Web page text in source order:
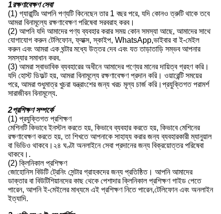
1রক্ষণাবেক্ষণ সেবা
(1) গ্যারান্টিঃ আপনি পণ্যটি কিনেছেন তার 1 বছর পরে, যদি কোনও ত্রুটি থাকে তবে
আমরা বিনামূল্যে রক্ষণাবেক্ষণ পরিষেবা সরবরাহ করব।
(2) আপনি যদি আমাদের পণ্য ব্যবহার করার সময় কোন সমস্যা আছে, আমাদের সাথে
যোগাযোগ করুন টেলিফোন, ফ্যাক্স, স্কাইপ, WhatsApp,ভাইবার বা ই-মেইল
করুন এবং আমরা এক ঘন্টার মধ্যে উত্তর দেব এবং যত তাড়াতাড়ি সম্ভব আপনার
সমস্যার সমাধান করব.
(3) আমরা স্বাভাবিক ব্যবহারের অধীনে আমাদের পণ্যের মানের দায়িত্ব গ্রহণ করি।
যদি হোস্ট ডিফল্ট হয়, আমরা বিনামূল্যে রক্ষণাবেক্ষণ প্রদান করি। ওয়ারেন্টি সময়ের
পরে, আমরা শুধুমাত্র খুচরা যন্ত্রাংশের জন্য খরচ মূল্য চার্জ করি।প্রযুক্তিগত পরামর্শ
সারাজীবন বিনামূল্যে.
2প্রশিক্ষণ সম্পর্কে
(1) প্রযুক্তিগত প্রশিক্ষণ
মেশিনটি কিভাবে ইনস্টল করতে হয়, কিভাবে ব্যবহার করতে হয়, কিভাবে মেশিনের
রক্ষণাবেক্ষণ করতে হয়, তা শিখতে আপনাকে সাহায্য করার জন্য ব্যবহারকারী ম্যানুয়াল
বা ভিডিও থাকবে।২৪ ঘণ্টা অনলাইনে সেবা প্রদানের জন্য বিক্রয়োত্তর পরিষেবা
থাকবে।.
(2) ক্লিনিকাল প্রশিক্ষণ
জোহোনিস বিউটি ট্রেনিং সেন্টার গ্রাহকদের জন্য প্রতিষ্ঠিত। আপনি আমাদের
ডাক্তার বা বিউটিশিয়ানদের কাছ থেকে পেশাদার ক্লিনিকাল প্রশিক্ষণ গাইড পেতে
পারেন, আপনি ই-মেইলের মাধ্যমে এই প্রশিক্ষণ নিতে পারেন,টেলিফোন এবং অনলাইন
ইত্যাদি.